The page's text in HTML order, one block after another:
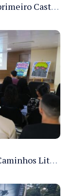
Governo do Amazonas inaugura primeiro Castramóvel Fluvial para atendimento veterinário às comunidades ribeirinhas e castração gratuita
Sejusc participa da 5ª edição do Caminhos Literários com foco na cultura hip-hop nas unidades socioeducativas